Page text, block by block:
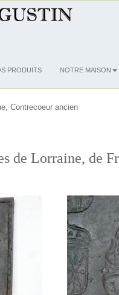
PRODUITS NOTRE MAISON
Contrecoeur ancien
de Lorraine, de